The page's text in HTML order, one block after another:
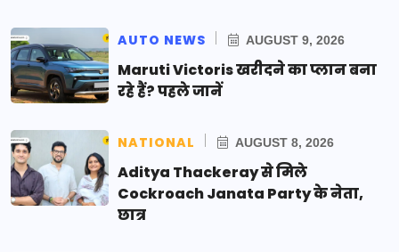
AUTO NEWS AUGUST 9, 2026
Maruti Victoris खरीदने का प्लान बना
रहे हैं? पहले जानें
NATIONAL AUGUST 8, 2026
Aditya Thackeray से मिले
Cockroach Janata Party के नेता,
छात्र